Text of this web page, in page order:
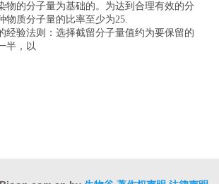
物的分子量为基础的。为达到合理有效的分
物质分子量的比率至少为25.
经验法则：选择截留分子量值约为要保留的
半，以